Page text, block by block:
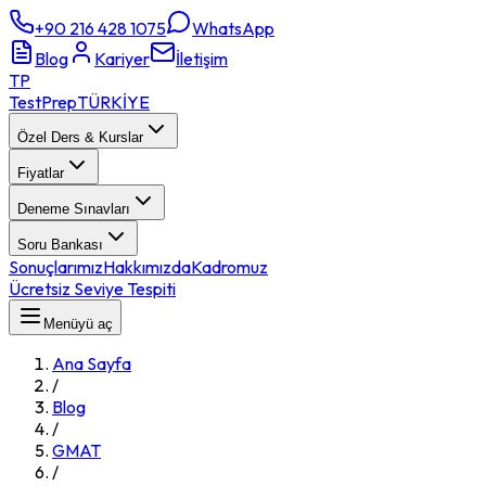
+90 216 428 1075
WhatsApp
Blog
Kariyer
İletişim
TP
TestPrepTÜRKİYE
Özel Ders & Kurslar
Fiyatlar
Deneme Sınavları
Soru Bankası
SonuçlarımızHakkımızdaKadromuz
Ücretsiz Seviye Tespiti
Menüyü aç
Ana Sayfa
/
Blog
/
GMAT
/